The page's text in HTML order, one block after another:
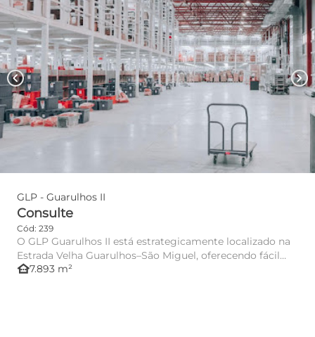
chevron_left chevron_right
GLP - Guarulhos II
Consulte
Cód: 239
O GLP Guarulhos II está estrategicamente localizado na
Estrada Velha Guarulhos–São Miguel, oferecendo fácil
acesso aos...
other_houses7.893 m²